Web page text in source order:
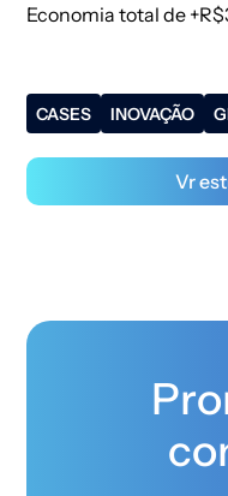
Economia total de
CASES INOVAÇÃO
Vr